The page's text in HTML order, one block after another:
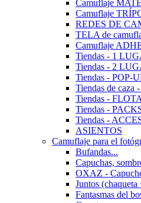
Camuflaje
Camuflaje
REDES DE
TELA de
Camuflaje
Tiendas - 1
Tiendas - 2
Tiendas - POP-
Tiendas de caza
Tiendas -
Tiendas -
Tiendas -
ASIENTOS
Camuflaje para el
Bufandas...
Capuchas,
OXAZ -
Juntos (chaqueta
Fantasmas del